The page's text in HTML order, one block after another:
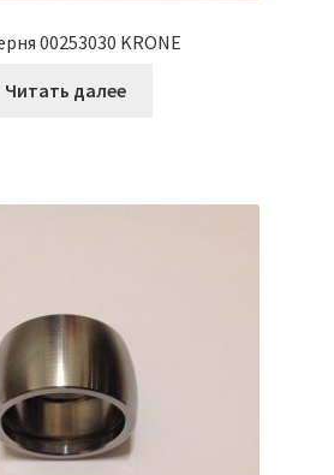
00253030 KRONE
Читать далее